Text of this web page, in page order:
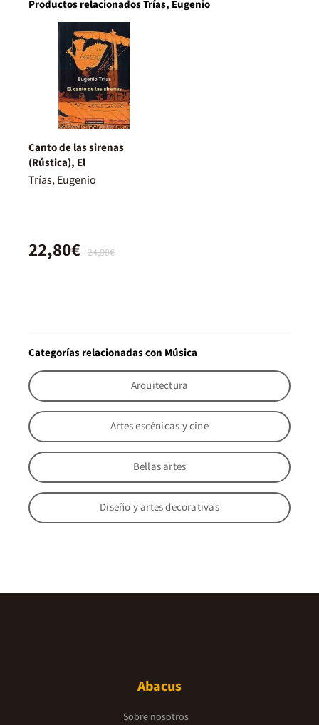
Productos relacionados Trías, Eugenio
Canto de las sirenas
(Rústica), El
Trías, Eugenio
24,00€
22,80€
Categorías relacionadas con Música
Arquitectura
Artes escénicas y cine
Bellas artes
Diseño y artes decorativas
Abacus
Sobre nosotros